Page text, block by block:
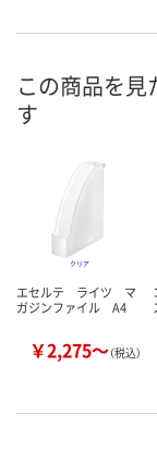
この商品を
す
エセルテ ライツ マ
ガジンファイル A4
￥2,275～（税込）